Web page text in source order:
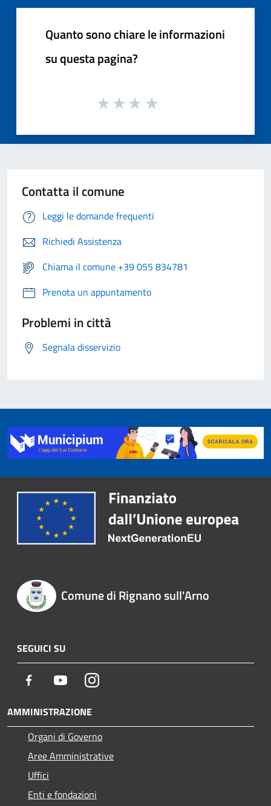
Quanto sono chiare le informazioni
su questa pagina?
Contatta il comune
Leggi le domande frequenti
Richiedi Assistenza
Chiama il comune +39 055 834781
Prenota un appuntamento
Problemi in città
Segnala disservizio
Comune di Rignano sull'Arno
SEGUICI SU
Facebook YoutubeInstagram
AMMINISTRAZIONE
Organi di Governo
Aree Amministrative
Uffici
Enti e fondazioni